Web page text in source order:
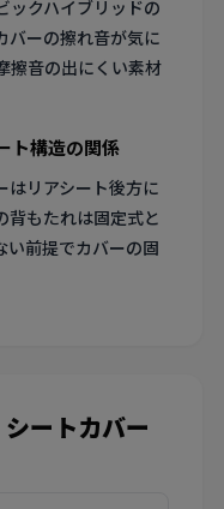
ックハイブリッドの
バーの擦れ音が気に
擦音の出にくい素材
ト構造の関係
はリアシート後方に
背もたれは固定式と
い前提でカバーの固
ートカバー